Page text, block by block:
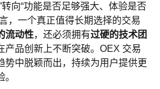
向“功能是否足够强大、体验是否
，一个真正值得长期选择的交易
流动性，还必须拥有过硬的技术团
产品创新上不断突破。OEX 交易
势中脱颖而出，持续为用户提供更